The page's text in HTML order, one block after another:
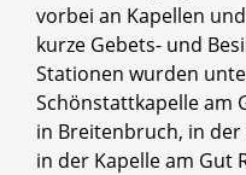
vorbei an Kapellen
kurze Gebets- und
Stationen wurden
Schönstattkapelle am
in Breitenbruch, in
in der Kapelle am Gut